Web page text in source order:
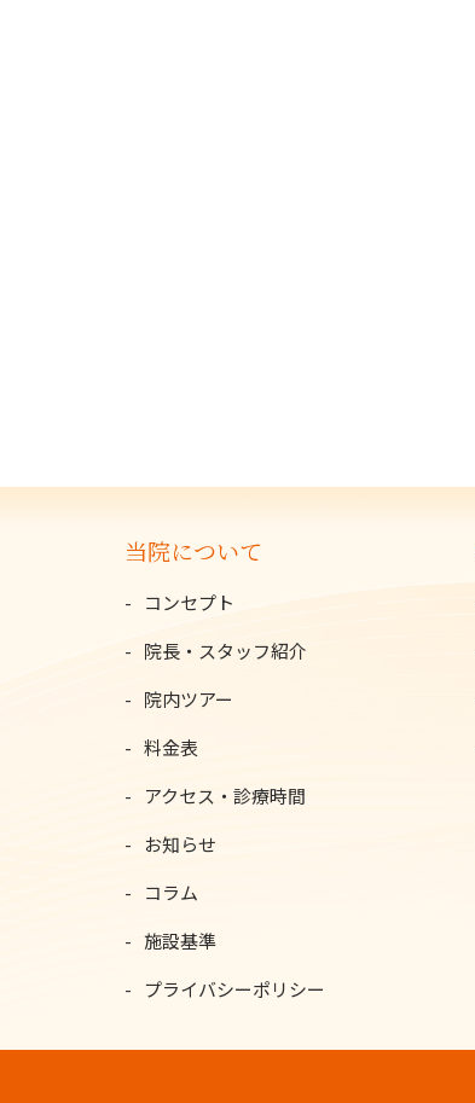
当院について
コンセプト
院長・スタッフ紹介
院内ツアー
料金表
アクセス・診療時間
お知らせ
コラム
施設基準
プライバシーポリシー